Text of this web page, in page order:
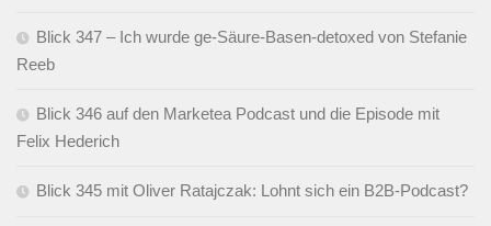
Blick 347 – Ich wurde ge-Säure-Basen-detoxed von Stefanie
Reeb
Blick 346 auf den Marketea Podcast und die Episode mit
Felix Hederich
Blick 345 mit Oliver Ratajczak: Lohnt sich ein B2B-Podcast?